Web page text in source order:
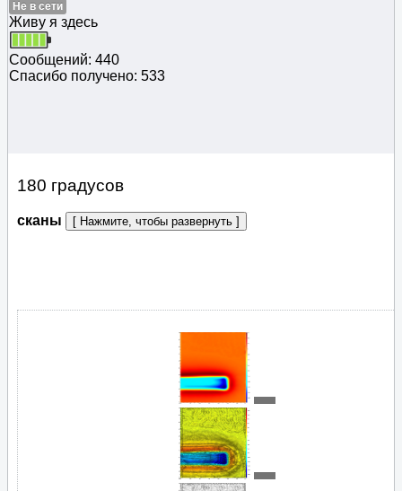
Не в сети
Живу я здесь
Сообщений: 440
Спасибо получено: 533
180 градусов
сканы